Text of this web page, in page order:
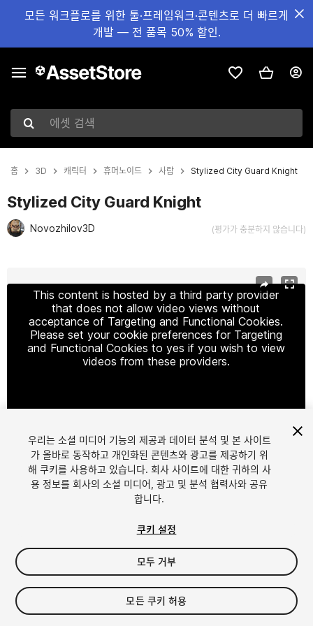
모든 워크플로를 위한 툴·프레임워크·콘텐츠로 더 빠르게
개발 — 전 품목 50% 할인.
에셋 검색
홈 3D 캐릭터 휴머노이드 사람 Stylized City Guard Knight
Stylized City Guard Knight
Novozhilov3D (평가가 충분하지 않습니다)
This content is hosted by a third party provider
that does not allow video views without
acceptance of Targeting and Functional Cookies.
Please set your cookie preferences for Targeting
and Functional Cookies to yes if you wish to view
videos from these providers.
1/8
$9.99
세금/부가세는 결제 시 반영됩니다.
우리는 소셜 미디어 기능의 제공과 데이터 분석 및 본 사이트
가 올바로 동작하고 개인화된 콘텐츠와 광고를 제공하기 위
해 쿠키를 사용하고 있습니다. 회사 사이트에 대한 귀하의 사
용 정보를 회사의 소셜 미디어, 광고 및 분석 협력사와 공유
합니다.
쿠키 설정
모두 거부
모든 쿠키 허용